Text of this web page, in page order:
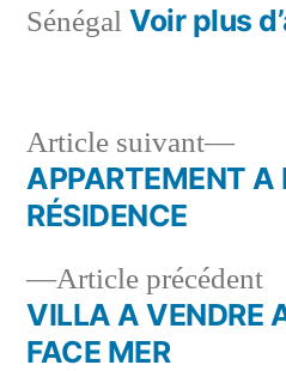
Sénégal Voir plus
Navigation
l’article
Article précédent
VILLA A VENDRE
FACE MER
Article suivant
APPARTEMENT A
RÉSIDENCE